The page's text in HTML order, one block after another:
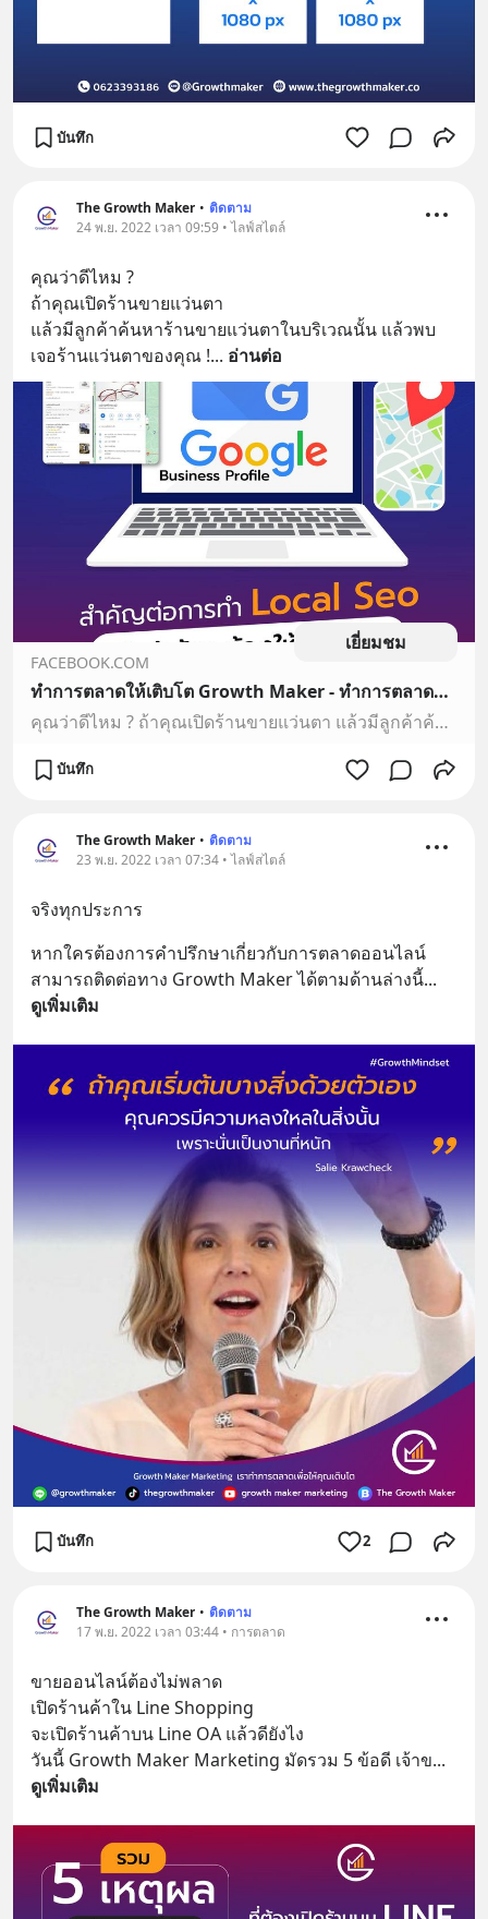
บันทึก
The Growth Maker • ติดตาม
24 พ.ย. 2022 เวลา 09:59 • ไลฟ์สไตล์
คุณว่าดีไหม ?
ถ้าคุณเปิดร้านขายแว่นตา
แล้วมีลูกค้าค้นหาร้านขายแว่นตาในบริเวณนั้น แล้วพบ
เจอร้านแว่นตาของคุณ !... อ่านต่อ
เยี่ยมชม
FACEBOOK.COM
ทำการตลาดให้เติบโต Growth Maker - ทำการตลาดออนไลน์ ยิงโฆษณา รับดูแลเพจ
คุณว่าดีไหม ? ถ้าคุณเปิดร้านขายแว่นตา แล้วมีลูกค้าค้นหาร้านขายแว่นตาในบริเวณนั้น แล้วพบเจอร้านแว่นตาของคุณ ! และเมื่อลูกค้าเห็นข้อมูลของคุณใน Google แล้วลูกค้ารู้สึกเชื่อมั่นในสินค้าและบริการของคุณ...
บันทึก
The Growth Maker • ติดตาม
23 พ.ย. 2022 เวลา 07:34 • ไลฟ์สไตล์
จริงทุกประการ
หากใครต้องการคำปรึกษาเกี่ยวกับการตลาดออนไลน์
สามารถติดต่อทาง Growth Maker ได้ตามด้านล่างนี้...
ดูเพิ่มเติม
บันทึก 2
The Growth Maker • ติดตาม
17 พ.ย. 2022 เวลา 03:44 • การตลาด
ขายออนไลน์ต้องไม่พลาด
เปิดร้านค้าใน Line Shopping
จะเปิดร้านค้าบน Line OA แล้วดียังไง
วันนี้ Growth Maker Marketing มัดรวม 5 ข้อดี เจ้าข...
ดูเพิ่มเติม